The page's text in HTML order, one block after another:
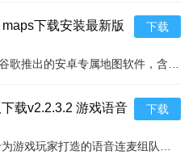
下载安装最新版
下载
载v2.2.3.2 游戏语音
上分
下载